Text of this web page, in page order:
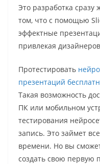
Это разработка сразу
том, что с помощью
эффектные
привлекая
Протестировать
презентаций
Такая возможность
ПК или мобильном
тестирования
запись. Это займет
времени. Но вы
создать свою первую